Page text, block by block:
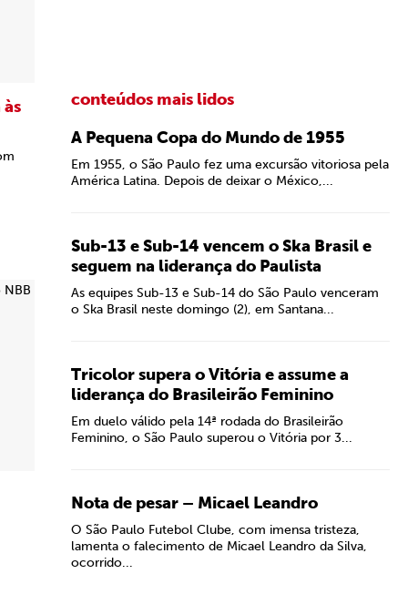
conteúdos mais lidos
A Pequena Copa do Mundo de 1955
Em 1955, o São Paulo fez uma excursão vitoriosa pela
América Latina. Depois de deixar o México,...
Sub-13 e Sub-14 vencem o Ska Brasil e
seguem na liderança do Paulista
As equipes Sub-13 e Sub-14 do São Paulo venceram
o Ska Brasil neste domingo (2), em Santana...
Tricolor supera o Vitória e assume a
liderança do Brasileirão Feminino
Em duelo válido pela 14ª rodada do Brasileirão
Feminino, o São Paulo superou o Vitória por 3...
Nota de pesar – Micael Leandro
O São Paulo Futebol Clube, com imensa tristeza,
lamenta o falecimento de Micael Leandro da Silva,
ocorrido...